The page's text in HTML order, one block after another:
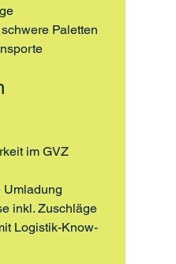
Paletten
im GVZ
Umladung
inkl. Zuschläge
Logistik-Know-